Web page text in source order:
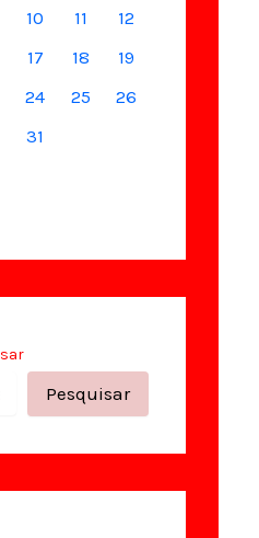
10 11
12
17 18
19
24 25
26
31
Pesquisar